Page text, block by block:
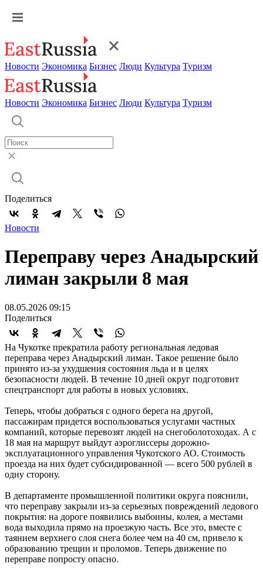
Новости Экономика Бизнес Люди Культура Туризм
Новости Экономика Бизнес Люди Культура Туризм
Поделиться
Новости
Переправу через Анадырский
лиман закрыли 8 мая
08.05.2026 09:15
Поделиться
На Чукотке прекратила работу региональная ледовая
переправа через Анадырский лиман. Такое решение было
принято из-за ухудшения состояния льда и в целях
безопасности людей. В течение 10 дней округ подготовит
спецтранспорт для работы в новых условиях.
Теперь, чтобы добраться с одного берега на другой,
пассажирам придется воспользоваться услугами частных
компаний, которые перевозят людей на снегоболотоходах. А с
18 мая на маршрут выйдут аэроглиссеры дорожно-
эксплуатационного управления Чукотского АО. Стоимость
проезда на них будет субсидированной — всего 500 рублей в
одну сторону.
В департаменте промышленной политики округа пояснили,
что переправу закрыли из-за серьезных повреждений ледового
покрытия: на дороге появились выбоины, колея, а местами
вода выходила прямо на проезжую часть. Все это, вместе с
таянием верхнего слоя снега более чем на 40 см, привело к
образованию трещин и проломов. Теперь движение по
переправе попросту опасно.